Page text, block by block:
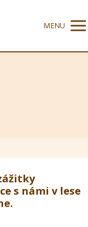
MENU
s námi v lese